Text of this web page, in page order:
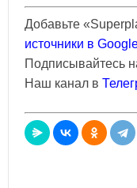
Добавьте
источники в
Подписывайтесь
Наш канал в